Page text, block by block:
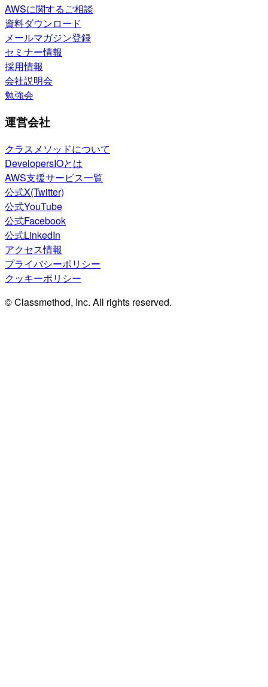
AWSに関するご相談
資料ダウンロード
メールマガジン登録
セミナー情報
採用情報
会社説明会
勉強会
運営会社
クラスメソッドについて
DevelopersIOとは
AWS支援サービス一覧
公式X(Twitter)
公式YouTube
公式Facebook
公式LinkedIn
アクセス情報
プライバシーポリシー
クッキーポリシー
© Classmethod, Inc. All rights reserved.